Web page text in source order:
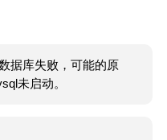
据库失败，可能的原
未启动。